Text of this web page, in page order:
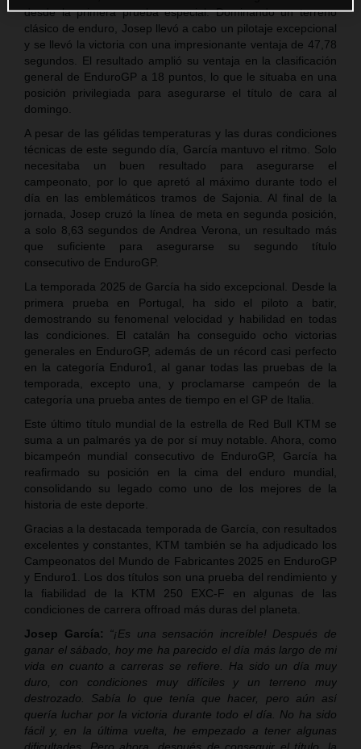
desde la primera prueba especial. Dominando un terreno
clásico de enduro, Josep llevó a cabo un pilotaje excepcional
y se llevó la victoria con una impresionante ventaja de 47,78
segundos. El resultado amplió su ventaja en la clasificación
general de EnduroGP a 18 puntos, lo que le situaba en una
posición privilegiada para asegurarse el título de cara al
domingo.
A pesar de las gélidas temperaturas y las duras condiciones
técnicas de este segundo día, García mantuvo el ritmo. Solo
necesitaba un buen resultado para asegurarse el
campeonato, por lo que apretó al máximo durante todo el
día en las emblemáticos tramos de Sajonia. Al final de la
jornada, Josep cruzó la línea de meta en segunda posición,
a solo 8,63 segundos de Andrea Verona, un resultado más
que suficiente para asegurarse su segundo título
consecutivo de EnduroGP.
La temporada 2025 de García ha sido excepcional. Desde la
primera prueba en Portugal, ha sido el piloto a batir,
demostrando su fenomenal velocidad y habilidad en todas
las condiciones. El catalán ha conseguido ocho victorias
generales en EnduroGP, además de un récord casi perfecto
en la categoría Enduro1, al ganar todas las pruebas de la
temporada, excepto una, y proclamarse campeón de la
categoría una prueba antes de tiempo en el GP de Italia.
Este último título mundial de la estrella de Red Bull KTM se
suma a un palmarés ya de por sí muy notable. Ahora, como
bicampeón mundial consecutivo de EnduroGP, García ha
reafirmado su posición en la cima del enduro mundial,
consolidando su legado como uno de los mejores de la
historia de este deporte.
Gracias a la destacada temporada de García, con resultados
excelentes y constantes, KTM también se ha adjudicado los
Campeonatos del Mundo de Fabricantes 2025 en EnduroGP
y Enduro1. Los dos títulos son una prueba del rendimiento y
la fiabilidad de la KTM 250 EXC-F en algunas de las
condiciones de carrera offroad más duras del planeta.
Josep García:
“¡Es una sensación increíble! Después de
ganar el sábado, hoy me ha parecido el día más largo de mi
vida en cuanto a carreras se refiere. Ha sido un día muy
duro, con condiciones muy difíciles y un terreno muy
destrozado. Sabía lo que tenía que hacer, pero aún así
quería luchar por la victoria durante todo el día. No ha sido
fácil y, en la última vuelta, he empezado a tener algunas
dificultades. Pero ahora, después de conseguir el título, la